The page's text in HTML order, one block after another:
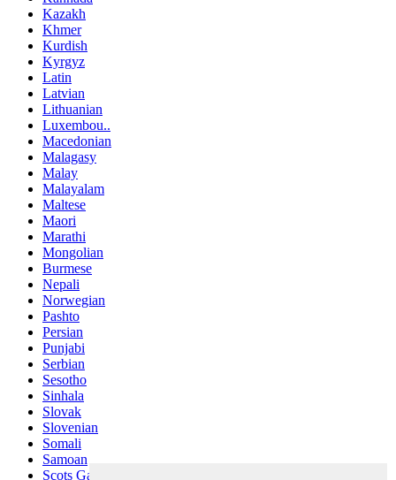
Kazakh
Khmer
Kurdish
Kyrgyz
Latin
Latvian
Lithuanian
Luxembou..
Macedonian
Malagasy
Malay
Malayalam
Maltese
Maori
Marathi
Mongolian
Burmese
Nepali
Norwegian
Pashto
Persian
Punjabi
Serbian
Sesotho
Sinhala
Slovak
Slovenian
Somali
Samoan
Scots Gaelic